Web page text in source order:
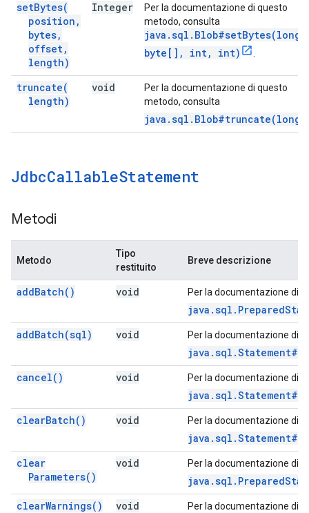
setBytes(
position ,
bytes,
offset,
length)
Integer
Per la documentazione di questo
metodo, consulta
java.sql.Blob#setBytes(long,
byte[], int, int)
truncate(
length)
void
Per la documentazione di questo
metodo, consulta
java.sql.Blob#truncate(long)
JdbcCallableStatement
Metodi
Metodo
Tipo
restituito
Breve descrizione
addBatch( ) void Per la documentazione di
addBatch(sql) void Per la documentazione di
cancel( ) void Per la documentazione di
clearBatch( ) void Per la documentazione di
clear
Parameters( )
void Per la documentazione di
clearWarnings( ) void Per la documentazione di